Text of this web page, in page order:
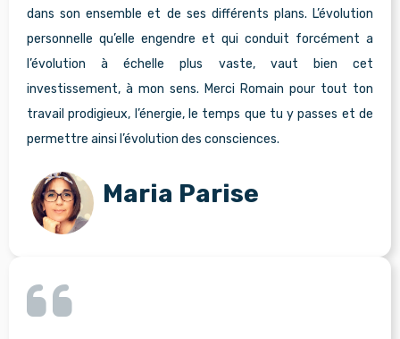
dans son ensemble et de ses différents plans. L’évolution
personnelle qu’elle engendre et qui conduit forcément a
l’évolution à échelle plus vaste, vaut bien cet
investissement, à mon sens. Merci Romain pour tout ton
travail prodigieux, l’énergie, le temps que tu y passes et de
permettre ainsi l’évolution des consciences.
Maria Parise